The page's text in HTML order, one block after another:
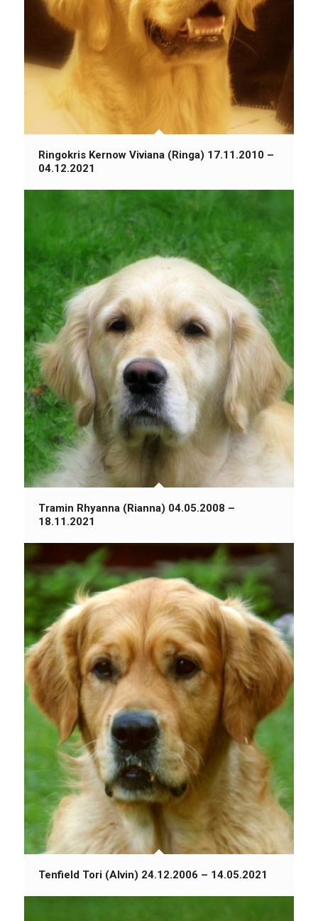
Ringokris Kernow Viviana (Ringa) 17.11.2010 –
04.12.2021
Tramin Rhyanna (Rianna) 04.05.2008 –
18.11.2021
Tenfield Tori (Alvin) 24.12.2006 – 14.05.2021